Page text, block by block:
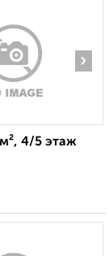
›
4/5 этаж